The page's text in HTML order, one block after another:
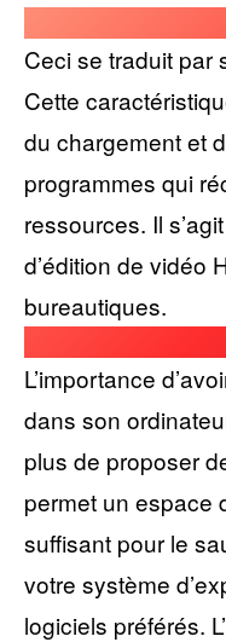
Ceci se traduit par
Cette
du chargement et
programmes qui
ressources. Il
d’édition de vidéo
bureautiques.
L’importance
dans son
plus de proposer
permet un espace
suffisant pour le
votre système
logiciels préférés.